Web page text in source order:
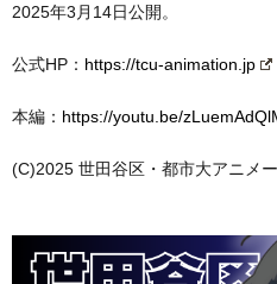
2025年3月14日公開。
公式HP： https://tcu-animation.jp
本編： https://youtu.be/
(C)2025 世田谷区・都市大アニメ